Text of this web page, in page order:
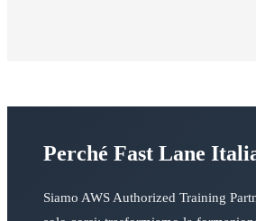
Perché Fast Lane
Siamo AWS Authorized Training